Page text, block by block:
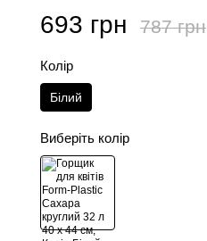
693 грн 787 грн
Колір
Білий
Виберіть колір